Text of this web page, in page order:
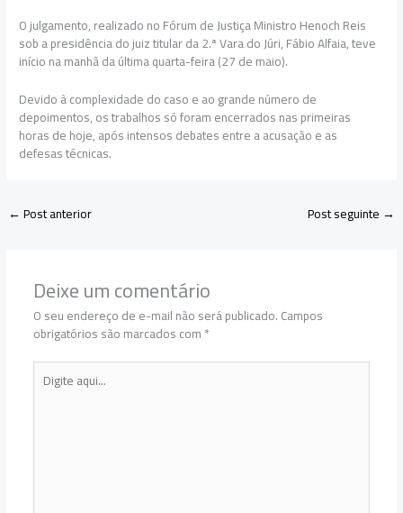
O julgamento, realizado no Fórum de Justiça Ministro Henoch Reis
sob a presidência do juiz titular da 2.ª Vara do Júri, Fábio Alfaia, teve
início na manhã da última quarta-feira (27 de maio).
Devido à complexidade do caso e ao grande número de
depoimentos, os trabalhos só foram encerrados nas primeiras
horas de hoje, após intensos debates entre a acusação e as
defesas técnicas.
←Post anterior Post seguinte →
Deixe um comentário
O seu endereço de e-mail não será publicado.Campos
obrigatórios são marcados com*
Digite
aqui...